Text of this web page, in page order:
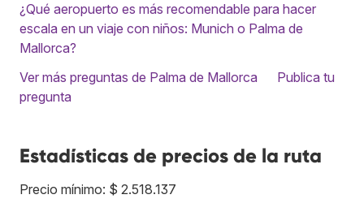
¿Qué aeropuerto es más recomendable para hacer
escala en un viaje con niños: Munich o Palma de
Mallorca?
Ver más preguntas de Palma de Mallorca
Publica tu
pregunta
Estadísticas de precios de la ruta
Precio mínimo: $ 2.518.137